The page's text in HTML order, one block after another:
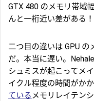
GTX 480 のメモリ帯域
んと一桁近い差がある！
二つ目の違いは GPU
だ。本当に遅い。
シュミスが起こってメ
イクル程度の時間がか
ている メモリレイテン